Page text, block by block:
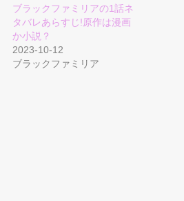
ブラックファミリアの1話ネ
タバレあらすじ!原作は漫画
か小説？
2023-10-12
ブラックファミリア